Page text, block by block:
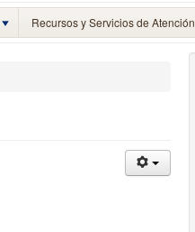
Recursos y Servicios de Atención